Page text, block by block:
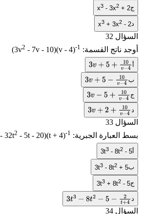
ج x3 - 3x2 + 2
x3 + 3x2 - 2
السؤال 32
أوجد ناتج القسمة:
(3v2 - 7v - 10)(v - 4)-1
3v +5 +10v −4
ب
3v +5 −10v −4
ج
3v −5 +10v −4
3v +2 +10v −4
السؤال 33
بسط العبارة الجبرية:
- 32t2 - 5t - 20)(t + 4)-1
3t3 - 8t2 - 5
ب 3t3 - 8t2 + 5
ج 3t3 + 8t2 - 5
3t −8 t2− −2 t+ 4
السؤال 34